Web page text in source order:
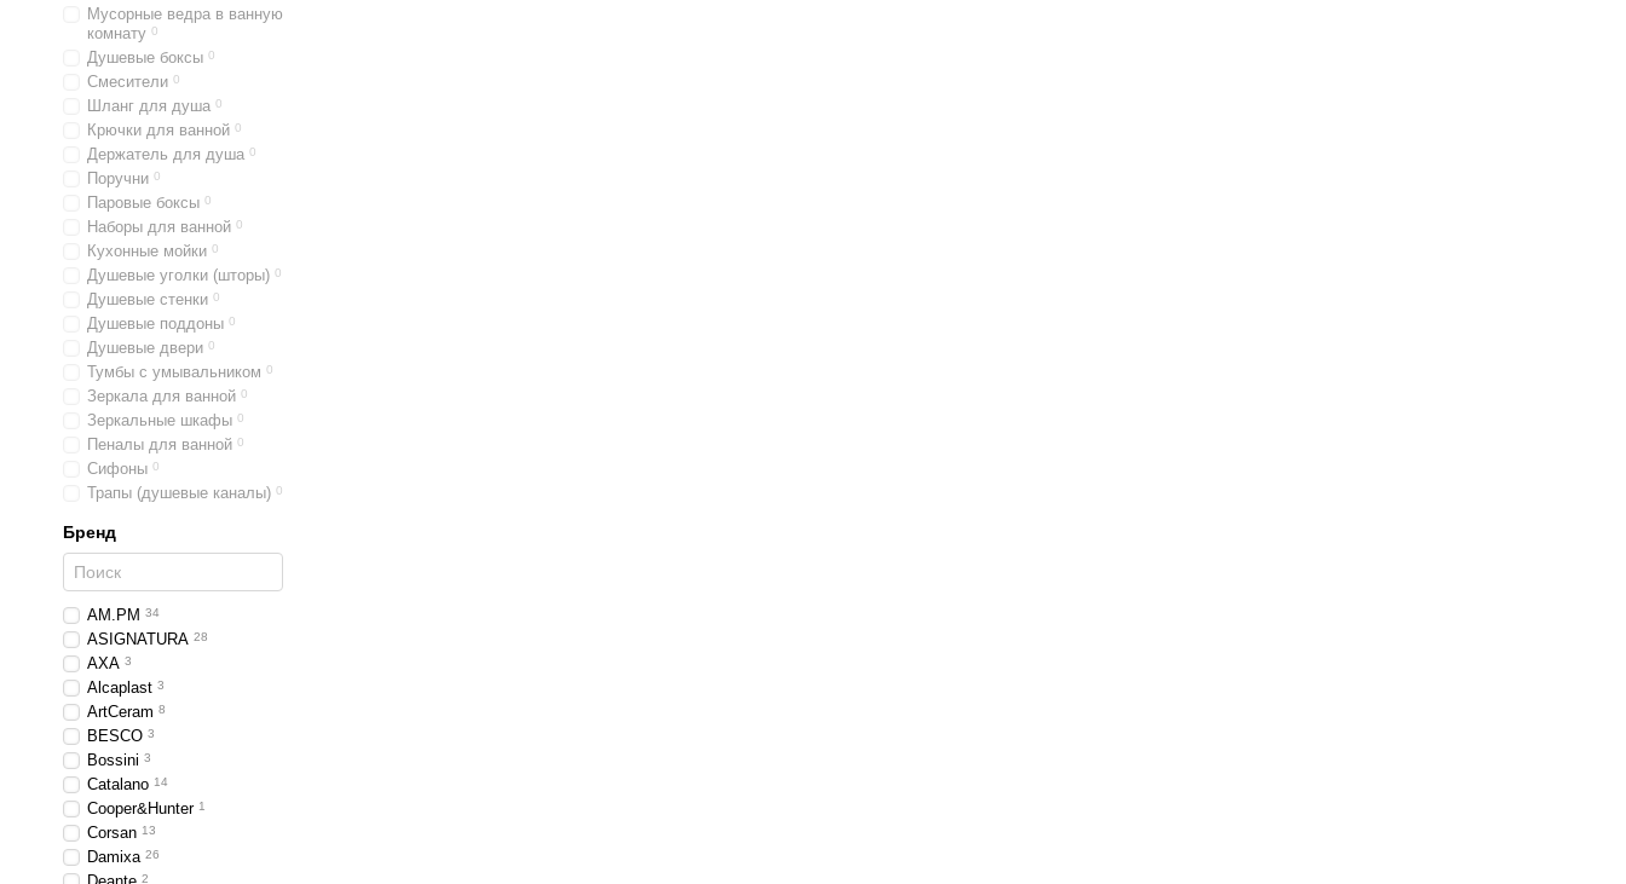
Мусорные ведра в ванную
комнату 0
Душевые боксы 0
Смесители 0
Шланг для душа 0
Крючки для ванной 0
Держатель для душа 0
Поручни 0
Паровые боксы 0
Наборы для ванной 0
Кухонные мойки 0
Душевые уголки (шторы) 0
Душевые стенки 0
Душевые поддоны 0
Душевые двери 0
Тумбы с умывальником 0
Зеркала для ванной 0
Зеркальные шкафы 0
Пеналы для ванной 0
Сифоны 0
Трапы (душевые каналы) 0
Бренд
AM.PM 34
ASIGNATURA 28
AXA 3
Alcaplast 3
ArtCeram 8
BESCO 3
Bossini 3
Catalano 14
Cooper&Hunter 1
Corsan 13
Damixa 26
2